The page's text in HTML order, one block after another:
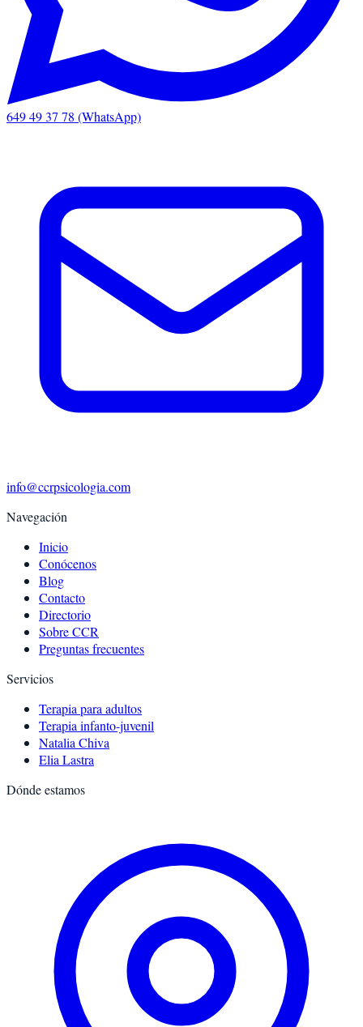
649 49 37 78 (WhatsApp)
info@ccrpsicologia.com
Navegación
Inicio
Conócenos
Blog
Contacto
Directorio
Sobre CCR
Preguntas frecuentes
Servicios
Terapia para adultos
Terapia infanto-juvenil
Natalia Chiva
Elia Lastra
Dónde estamos